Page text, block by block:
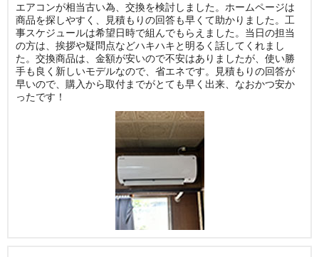
エアコンが相当古い為、交換を検討しました。ホームページは
商品を探しやすく、見積もりの回答も早くて助かりました。工
事スケジュールは希望日時で組んでもらえました。当日の担当
の方は、挨拶や疑問点などハキハキと明るく話してくれまし
た。交換商品は、金額が安いので不安はありましたが、使い勝
手も良く新しいモデルなので、省エネです。見積もりの回答が
早いので、購入から取付までがとても早く出来、なおかつ安か
ったです！